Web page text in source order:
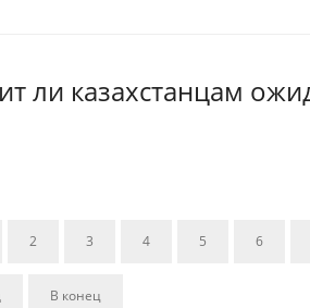
ли казахстанцам
2 3 4 5 6
В конец